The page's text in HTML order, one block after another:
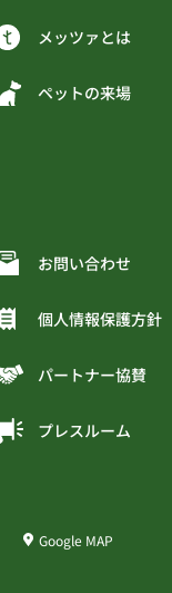
メッツァとは
ペットの来場
お問い合わせ
個人情報保護方針
パートナー協賛
プレスルーム
Google MAP